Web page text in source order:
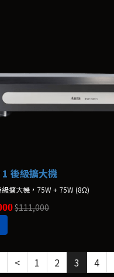
後級擴大機
擴大機，75W + 75W (8Ω)
$111,000
< 1 2 3 4